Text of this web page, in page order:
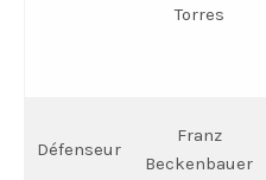
Torres
Défenseur
Franz
Beckenbauer